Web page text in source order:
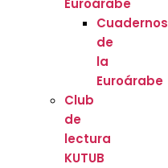
Euroárabe
Cuadernos
de
la
Euroárabe
Club
de
lectura
KUTUB